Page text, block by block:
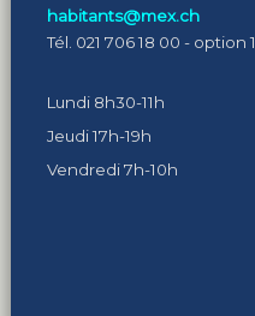
habitants@mex.ch
Tél. 021 706 18 00 - option 1
Lundi 8h30-11h
Jeudi 17h-19h
Vendredi 7h-10h